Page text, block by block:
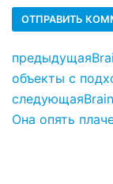
предыдущая
объекты с
следующая
Она опять